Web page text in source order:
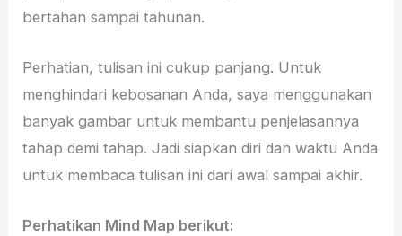
bertahan sampai tahunan.
Perhatian, tulisan ini cukup panjang. Untuk
menghindari kebosanan Anda, saya menggunakan
banyak gambar untuk membantu penjelasannya
tahap demi tahap. Jadi siapkan diri dan waktu Anda
untuk membaca tulisan ini dari awal sampai akhir.
Perhatikan Mind Map berikut: